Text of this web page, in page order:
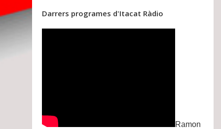
Darrers programes d'Itacat Ràdio
Ramon